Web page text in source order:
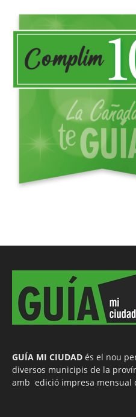
GUÍA MI CIUDAD és el nou
diversos municipis de la
amb edició impresa mensual